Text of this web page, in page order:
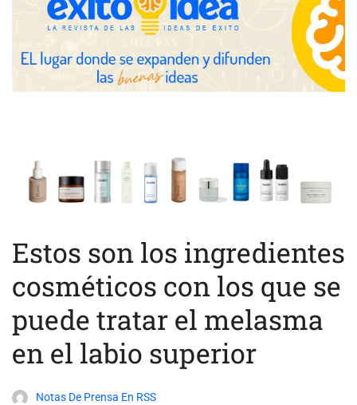
Estos son los ingredientes
cosméticos con los que se
puede tratar el melasma
en el labio superior
Notas De Prensa En RSS